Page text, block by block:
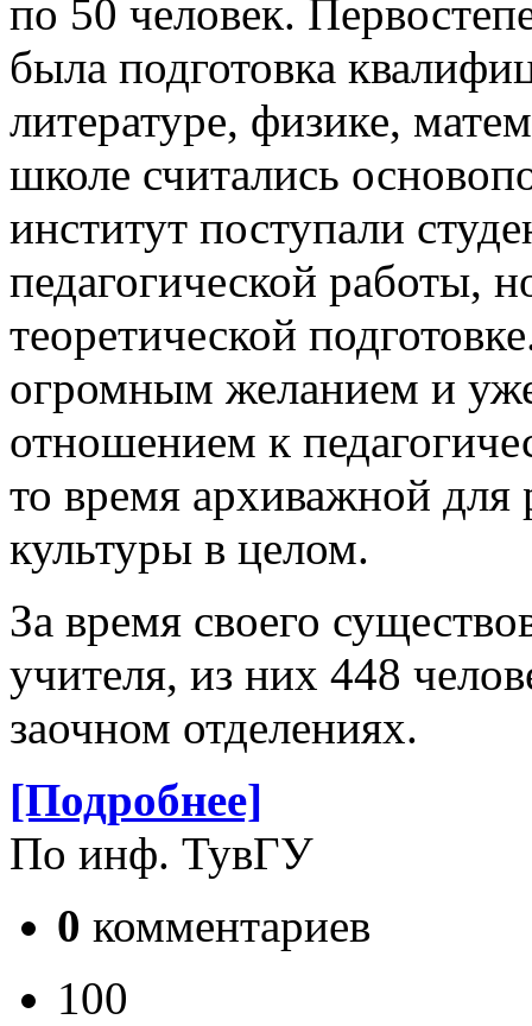
по 50 человек.
была подготовка
литературе, физике,
школе считались
институт поступали
педагогической работы,
теоретической
огромным желанием и
отношением к
то время архиважной для
культуры в целом.
За время своего
учителя, из них 448
заочном отделениях.
[Подробнее]
По инф. ТувГУ
0 комментариев
100